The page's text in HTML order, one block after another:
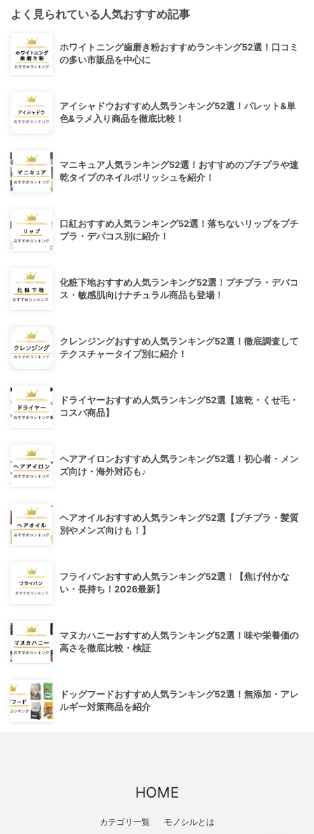
よく見られている人気おすすめ記事
ホワイトニング歯磨き粉おすすめランキング52選！口コミ
の多い市販品を中心に
アイシャドウおすすめ人気ランキング52選！パレット&単
色&ラメ入り商品を徹底比較！
マニキュア人気ランキング52選！おすすめのプチプラや速
乾タイプのネイルポリッシュを紹介！
口紅おすすめ人気ランキング52選！落ちないリップをプチ
プラ・デパコス別に紹介！
化粧下地おすすめ人気ランキング52選！プチプラ・デパコ
ス・敏感肌向けナチュラル商品も登場！
クレンジングおすすめ人気ランキング52選！徹底調査して
テクスチャータイプ別に紹介！
ドライヤーおすすめ人気ランキング52選【速乾・くせ毛・
コスパ商品】
ヘアアイロンおすすめ人気ランキング52選！初心者・メン
ズ向け・海外対応も♪
ヘアオイルおすすめ人気ランキング52選【プチプラ・髪質
別やメンズ向けも！】
フライパンおすすめ人気ランキング52選！【焦げ付かな
い・長持ち！2026最新】
マヌカハニーおすすめ人気ランキング52選！味や栄養価の
高さを徹底比較・検証
ドッグフードおすすめ人気ランキング52選！無添加・アレ
ルギー対策商品を紹介
HOME
カテゴリ一覧 モノシルとは